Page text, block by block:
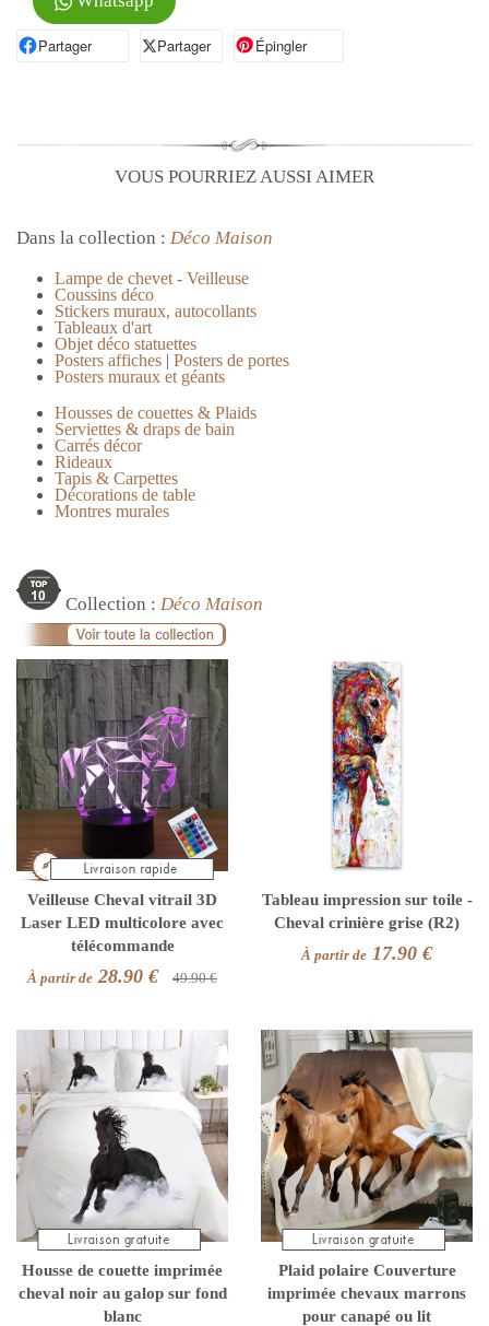
PartagerPartager sur Facebook
Partager
Partager sur XÉpinglerÉpingler sur Pinterest
VOUS POURRIEZ AUSSI AIMER
Dans la collection : Déco Maison
Lampe de chevet - Veilleuse
Coussins déco
Stickers muraux, autocollants
Tableaux d'art
Objet déco statuettes
Posters affiches | Posters de portes
Posters muraux et géants
Housses de couettes & Plaids
Serviettes & draps de bain
Carrés décor
Rideaux
Tapis & Carpettes
Décorations de table
Montres murales
Collection : Déco Maison
Veilleuse Cheval vitrail 3D
Laser LED multicolore avec
télécommande
À partir de 28.90 € 49.90 €
Tableau impression sur toile -
Cheval crinière grise (R2)
À partir de 17.90 €
Housse de couette imprimée
cheval noir au galop sur fond
blanc
Plaid polaire Couverture
imprimée chevaux marrons
pour canapé ou lit